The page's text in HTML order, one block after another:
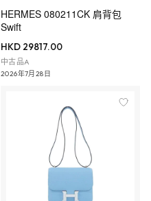
HERMES 080211CK 肩背包
Swift
HKD 29817.00
中古品A
2026年7月28日